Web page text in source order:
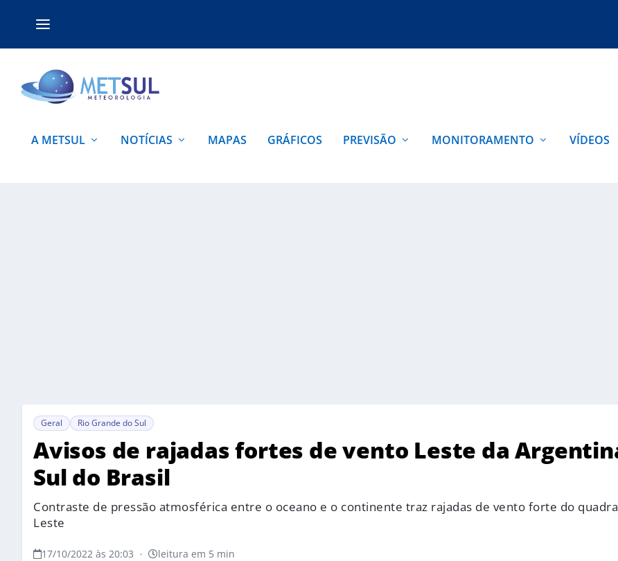
A METSUL NOTÍCIAS MAPAS GRÁFICOS PREVISÃO MONITORAMENTO VÍDEOS
Geral Rio Grande do Sul
Avisos de rajadas fortes de vento Leste da
Sul do Brasil
Contraste de pressão atmosférica entre o oceano e o continente traz rajadas de vento forte do
Leste
17/10/2022 às 20:03 • leitura em 5 min